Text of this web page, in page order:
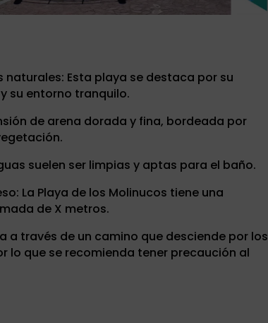
Esta playa se destaca por su
su entorno tranquilo.
de arena dorada y fina, bordeada por
suelen ser limpias y aptas para el baño.
La Playa de los Molinucos tiene una
de X metros.
a través de un camino que desciende por los
lo que se recomienda tener precaución al